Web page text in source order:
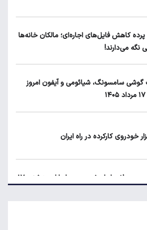
نقدی و کالابرگ این افراد حذف شد
کاهش فایل‌های اجاره‌ای؛ مالکان خانه‌ها
نگه می‌دارند!
سامسونگ، شیائومی و آیفون امروز
قیمت محصولات ایران‌خودرو و سایپا امروز شنبه ۱۷